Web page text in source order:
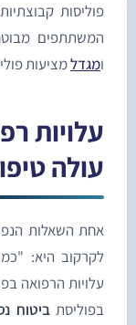
קבוצתיות
מבוטחים
מציעות פוליסות
טיפול
השאלות הנפוצות
היא: "כמה
הרפואה בפולין
ביטוח נסיעות